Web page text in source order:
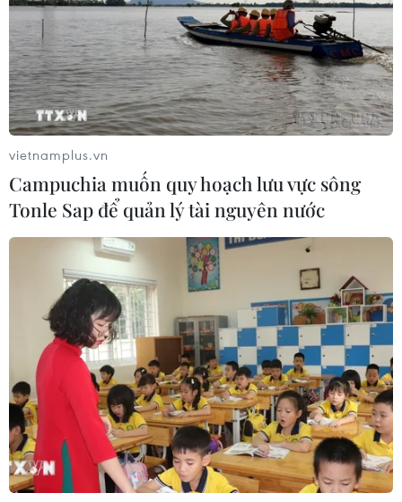
Iran bắt giữ một tàu chở dầu của nước
ngoài tại vùng Vịnh
04/08/2019 10:41
Kênh truyền hình trên dẫn lời Tư lệnh IRGC Ramezan
Zirahi nêu rõ lực lượng hải quân của IRGC đã giữ một
tàu nước ngoài chở 700.000 lít nhiên liệu cùng 7 thủy
thủ.
vietnamplus.vn
Campuchia muốn quy hoạch lưu vực sông
Tonle Sap để quản lý tài nguyên nước